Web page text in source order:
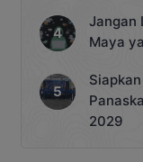
Jangan
Maya
2029